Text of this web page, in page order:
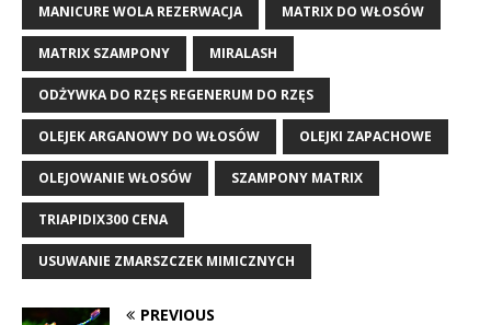
MANICURE WOLA REZERWACJA MATRIX DO WŁOSÓW
MATRIX SZAMPONY MIRALASH
ODŻYWKA DO RZĘS REGENERUM DO RZĘS
OLEJEK ARGANOWY DO WŁOSÓW OLEJKI ZAPACHOWE
OLEJOWANIE WŁOSÓW SZAMPONY MATRIX
TRIAPIDIX300 CENA
USUWANIE ZMARSZCZEK MIMICZNYCH
PREVIOUS